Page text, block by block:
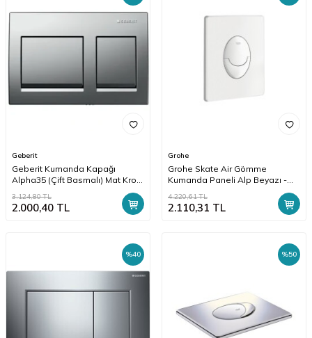
Geberit
Geberit Kumanda Kapağı
Alpha35 (Çift Basmalı) Mat Krom
3.124,80TL
2.000,40 TL
Grohe
Grohe Skate Air Gömme
Kumanda Paneli Alp Beyazı -
4.220,61TL
2.110,31 TL
%40 %50